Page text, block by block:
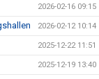
2026-02-16 09:15
2026-02-12 10:14
2025-12-22 11:51
2025-12-19 13:40